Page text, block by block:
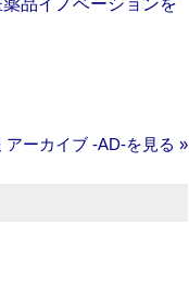
品イノベーションを
ーカイブ ‐AD‐を見る »